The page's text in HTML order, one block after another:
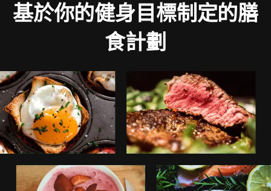
基於你的健身目標制定的膳
食計劃